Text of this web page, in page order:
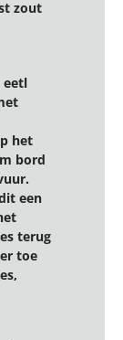
zout
eetl
het
bord
een
terug
toe